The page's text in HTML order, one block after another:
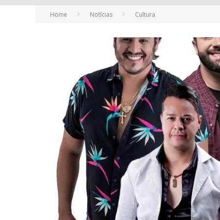
YAN TRAZ A TURNÊ NACIONAL DO
Home Notícias Cultura